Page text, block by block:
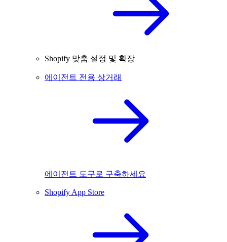
Shopify 맞춤 설정 및 확장
에이전트 전용 상거래
에이전트 도구로 구축하세요
Shopify App Store